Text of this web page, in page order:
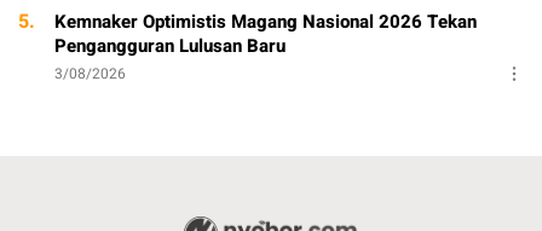
5.
Kemnaker Optimistis Magang Nasional 2026 Tekan
Pengangguran Lulusan Baru
3/08/2026